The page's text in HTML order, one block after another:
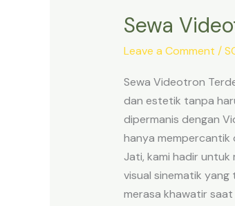
Sewa
Leave a Comment /
Sewa Videotron
dan estetik tanpa
dipermanis dengan
hanya mempercantik
Jati, kami hadir untuk
visual sinematik yang
merasa khawatir
Sewa
Terdekat
di
Kramat
Jati
untuk
Acara
Aqiqah
Anak